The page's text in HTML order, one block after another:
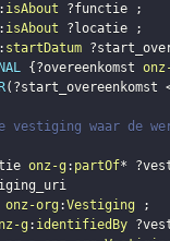
: isAbout ?functie
;
: isAbout ?locatie
;
: startDatum
{ ?overeenkomst
( ?start_overeenkomst
vestiging waar de
onz-g : partOf*
onz-org :Vestiging
;
g : identifiedBy